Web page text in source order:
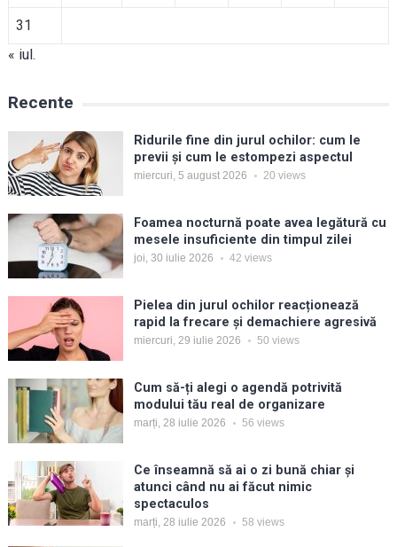
31
« iul.
Recente
Ridurile fine din jurul ochilor: cum le
previi și cum le estompezi aspectul
miercuri, 5 august 2026 20 views
Foamea nocturnă poate avea legătură cu
mesele insuficiente din timpul zilei
joi, 30 iulie 2026 42 views
Pielea din jurul ochilor reacționează
rapid la frecare și demachiere agresivă
miercuri, 29 iulie 2026 50 views
Cum să-ți alegi o agendă potrivită
modului tău real de organizare
marți, 28 iulie 2026 56 views
Ce înseamnă să ai o zi bună chiar și
atunci când nu ai făcut nimic
spectaculos
marți, 28 iulie 2026 58 views